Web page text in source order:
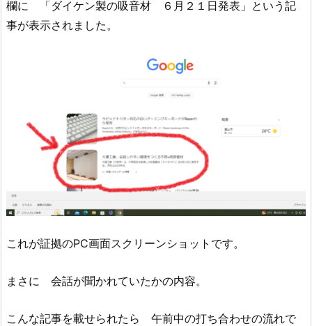
欄に 「ダイケン製の吸音材 ６月２１日発表」という記
事が表示されました。
これが証拠のPC画面スクリーンショットです。
まさに 会話が聞かれていたかの内容。
こんな記事を載せられたら 午前中の打ち合わせの流れで